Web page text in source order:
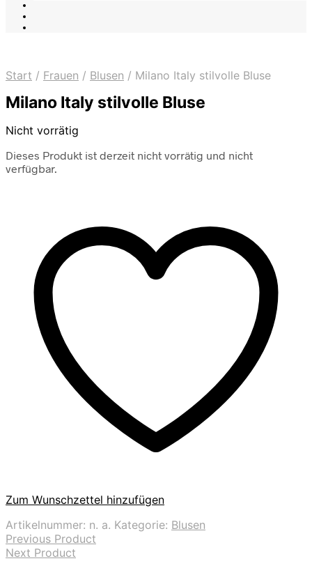
Start / Frauen / Blusen / Milano Italy stilvolle Bluse
Milano Italy stilvolle Bluse
Nicht vorrätig
Dieses Produkt ist derzeit nicht vorrätig und nicht
verfügbar.
Zum Wunschzettel hinzufügen
Artikelnummer: n. a. Kategorie: Blusen
Previous Product
Next Product